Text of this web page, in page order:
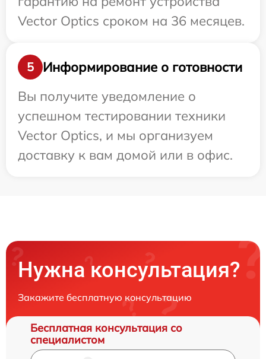
Vector Optics сроком на 36 месяцев.
5
Информирование о готовности
Вы получите уведомление о
успешном тестировании техники
Vector Optics, и мы организуем
доставку к вам домой или в офис.
Нужна консультация?
Закажите бесплатную консультацию
Бесплатная консультация со
специалистом